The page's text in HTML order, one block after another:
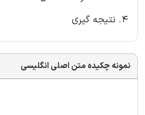
4. نتیجه گیری
نمونه چکیده متن اصلی انگلیسی